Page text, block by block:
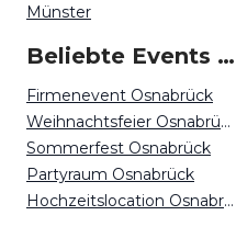
Münster
Beliebte Events in Osnabrück
Firmenevent Osnabrück
Weihnachtsfeier Osnabrück
Sommerfest Osnabrück
Partyraum Osnabrück
Hochzeitslocation Osnabrück